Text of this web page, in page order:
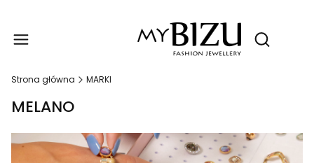
Otwórz
Strona główna MARKI
MELANO